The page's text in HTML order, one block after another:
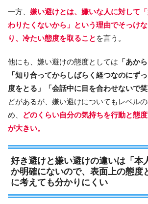
一方、 嫌い避けとは、嫌いな人に対して
わりたくないから」という理由でそっけ
り、冷たい態度を取ること を言う。
他にも、嫌い避けの態度としては 「あか
「知り合ってからしばらく経つなのにず
度をとる」「会話中に目を合わせないで笑
どがあるが、嫌い避けについてもレベル
め、
どのくらい自分の気持ちを行動と態
が大きい。
好き避けと嫌い避けの違いは「本
か明確にないので、表面上の態度
に考えても分かりにくい